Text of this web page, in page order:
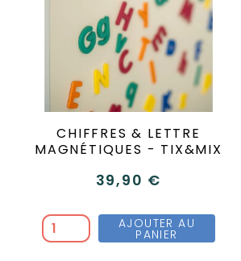
CHIFFRES & LETTRE
MAGNÉTIQUES - TIX&MIX
39,90 €
AJOUTER AU
PANIER